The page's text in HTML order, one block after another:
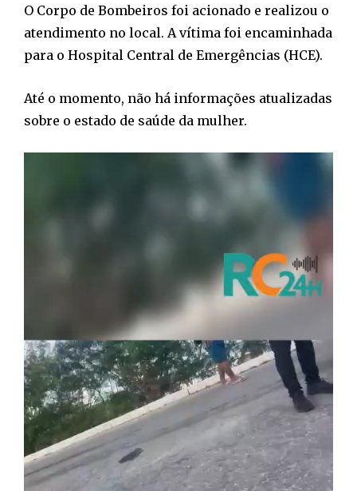
O Corpo de Bombeiros foi acionado e realizou o
atendimento no local. A vítima foi encaminhada
para o Hospital Central de Emergências (HCE).
Até o momento, não há informações atualizadas
sobre o estado de saúde da mulher.